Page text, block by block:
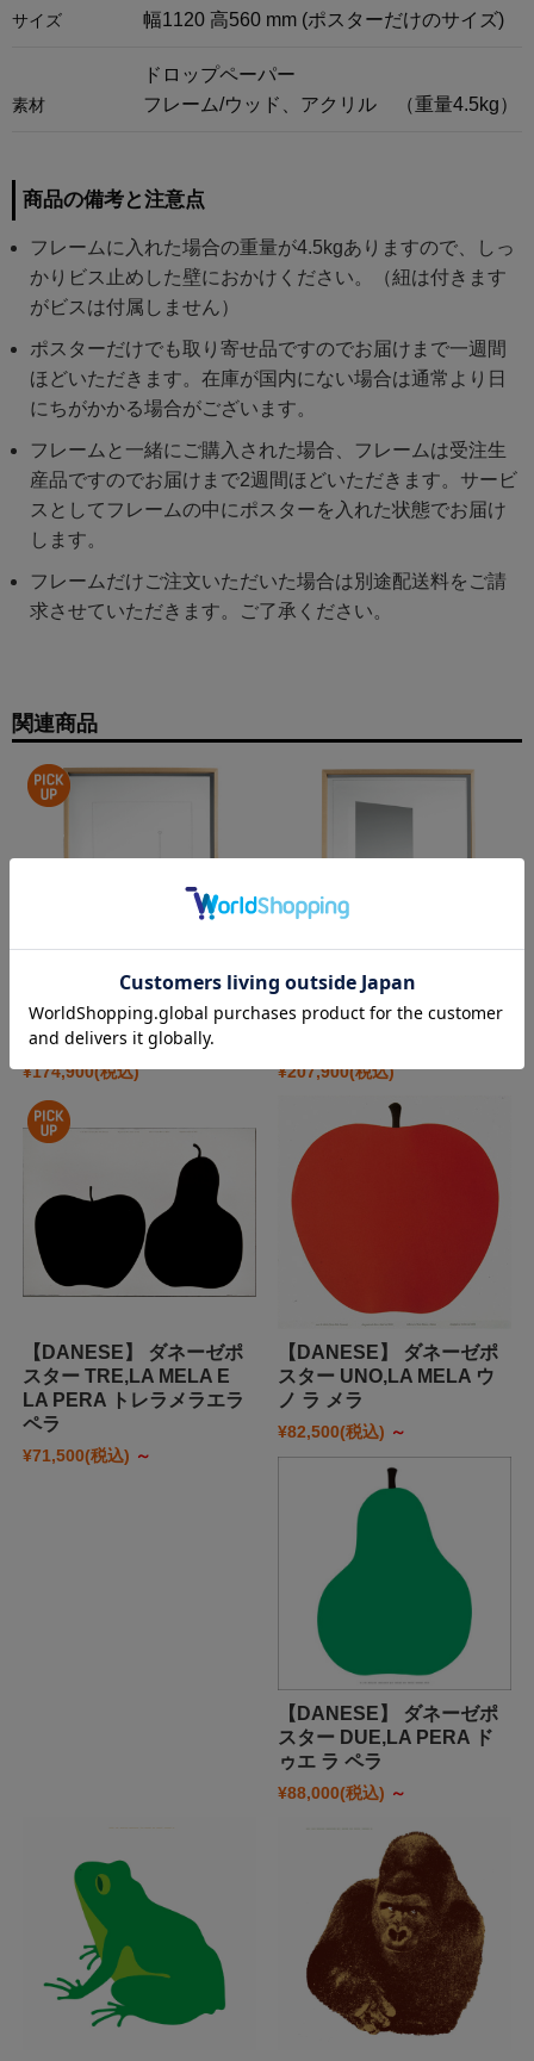
サイズ 幅1120 高560 mm (ポスターだけのサイズ)
素材
ドロップペーパー
フレーム/ウッド、アクリル （重量4.5kg）
商品の備考と注意点
フレームに入れた場合の重量が4.5kgありますので、しっ
かりビス止めした壁におかけください。（紐は付きます
がビスは付属しません）
ポスターだけでも取り寄せ品ですのでお届けまで一週間
ほどいただきます。在庫が国内にない場合は通常より日
にちがかかる場合がございます。
フレームと一緒にご購入された場合、フレームは受注生
産品ですのでお届けまで2週間ほどいただきます。サービ
スとしてフレームの中にポスターを入れた状態でお届け
します。
フレームだけご注文いただいた場合は別途配送料をご請
求させていただきます。ご了承ください。
関連商品
DANESE ダネーゼ
Drawing No.12 （時計）
¥174,900(税込)
DANESE ダネーゼ
¥207,900(税込)
【DANESE】 ダネーゼポ
スター TRE,LA MELA E
LA PERA トレラメラエラ
ペラ
¥71,500(税込) ～
【DANESE】 ダネーゼポ
スター UNO,LA MELA ウ
ノ ラ メラ
¥82,500(税込) ～
【DANESE】 ダネーゼポ
スター DUE,LA PERA ド
ゥエ ラ ペラ
¥88,000(税込) ～